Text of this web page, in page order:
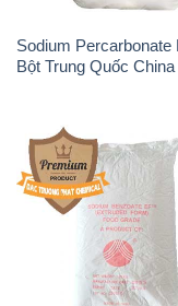
Sodium Percarbonate
Bột Trung Quốc China